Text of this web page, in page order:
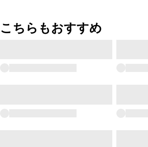
こちらもおすすめ